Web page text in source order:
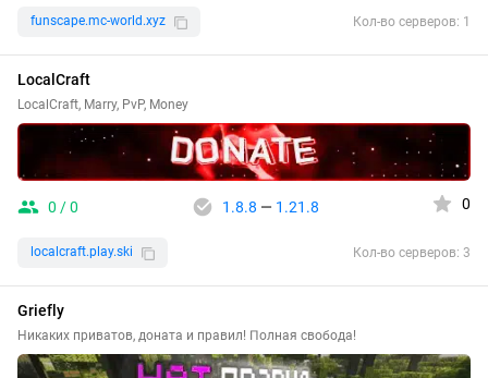
funscape.mc-world.xyz Кол-во серверов: 1
LocalCraft
LocalCraft, Marry, PvP, Money
0 / 0 1.8.8 — 1.21.8 0
localcraft.play.ski Кол-во серверов: 3
Griefly
Никаких приватов, доната и правил! Полная свобода!